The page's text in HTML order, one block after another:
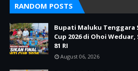
RANDOM POSTS
Bupati Maluku Tenggara
Cup 2026 di Ohoi
81 RI
August 06, 2026